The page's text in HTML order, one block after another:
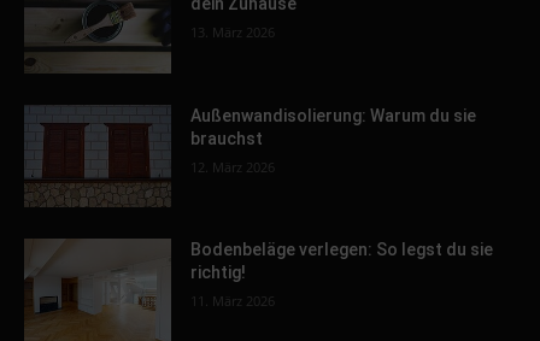
13. März 2026
Außenwandisolierung: Warum du sie
brauchst
12. März 2026
Bodenbeläge verlegen: So legst du sie
richtig!
11. März 2026